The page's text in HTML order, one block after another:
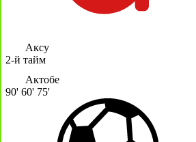
Аксу
2-й тайм
Актобе
90' 60' 75'